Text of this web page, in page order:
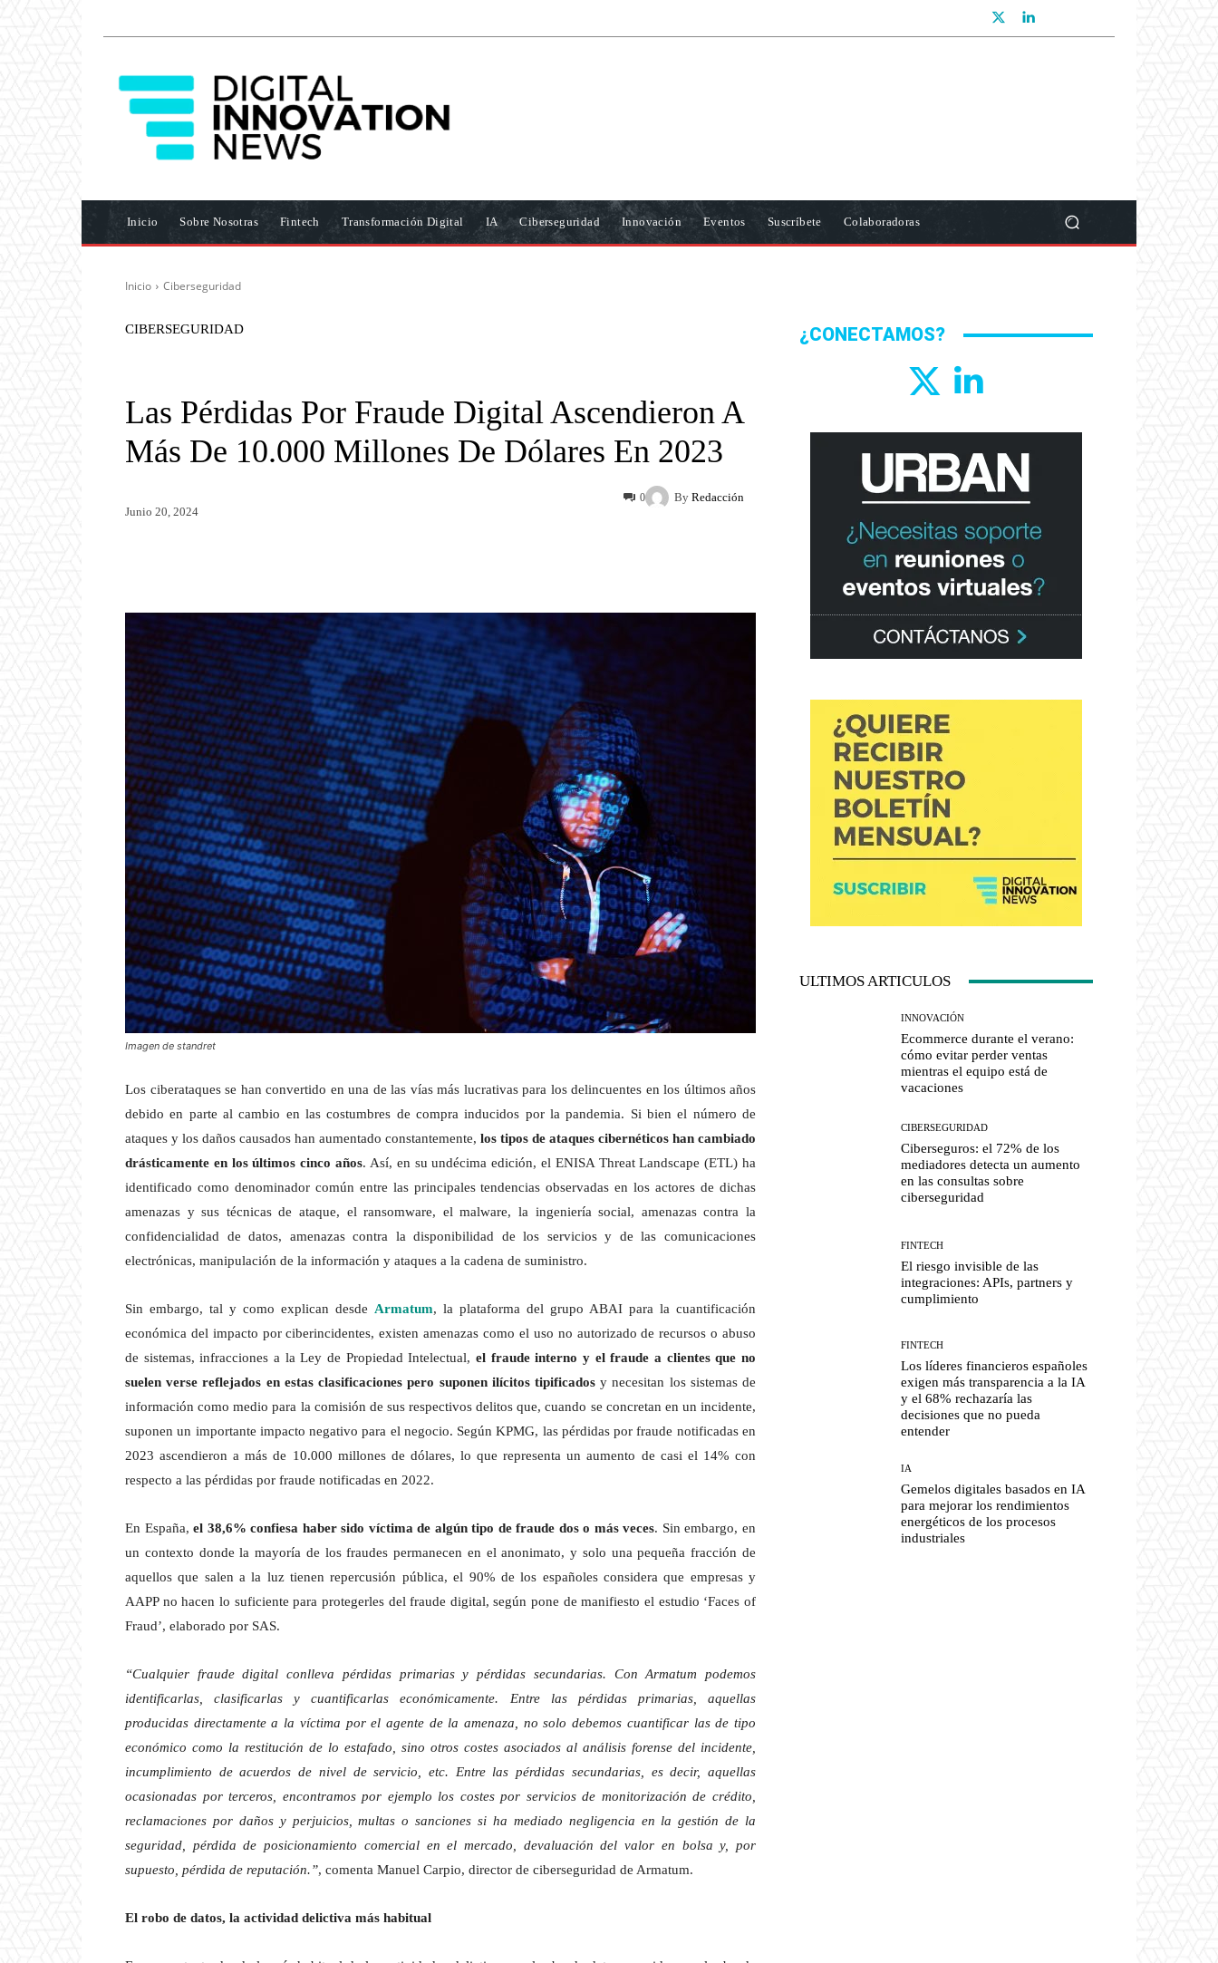
Inicio Sobre Nosotras Fintech Transformación Digital IA Ciberseguridad Innovación Eventos Suscríbete Colaboradoras
Inicio Ciberseguridad
CIBERSEGURIDAD
Las Pérdidas Por Fraude Digital Ascendieron A
Más De 10.000 Millones De Dólares En 2023
By Redacción
Junio 20, 2024
0
Imagen de standret
Los ciberataques se han convertido en una de las vías más lucrativas para los delincuentes en los últimos años
debido en parte al cambio en las costumbres de compra inducidos por la pandemia. Si bien el número de
ataques y los daños causados han aumentado constantemente, los tipos de ataques cibernéticos han cambiado
drásticamente en los últimos cinco años. Así, en su undécima edición, el ENISA Threat Landscape (ETL) ha
identificado como denominador común entre las principales tendencias observadas en los actores de dichas
amenazas y sus técnicas de ataque, el ransomware, el malware, la ingeniería social, amenazas contra la
confidencialidad de datos, amenazas contra la disponibilidad de los servicios y de las comunicaciones
electrónicas, manipulación de la información y ataques a la cadena de suministro.
Sin embargo, tal y como explican desde Armatum, la plataforma del grupo ABAI para la cuantificación
económica del impacto por ciberincidentes, existen amenazas como el uso no autorizado de recursos o abuso
de sistemas, infracciones a la Ley de Propiedad Intelectual, el fraude interno y el fraude a clientes que no
suelen verse reflejados en estas clasificaciones pero suponen ilícitos tipificadosy necesitan los sistemas de
información como medio para la comisión de sus respectivos delitos que, cuando se concretan en un incidente,
suponen un importante impacto negativo para el negocio. Según KPMG, las pérdidas por fraude notificadas en
2023 ascendieron a más de 10.000 millones de dólares, lo que representa un aumento de casi el 14% con
respecto a las pérdidas por fraude notificadas en 2022.
En España,el 38,6% confiesa haber sido víctima de algún tipo de fraude dos o más veces. Sin embargo, en
un contexto donde la mayoría de los fraudes permanecen en el anonimato, y solo una pequeña fracción de
aquellos que salen a la luz tienen repercusión pública, el 90% de los españoles considera que empresas y
AAPP no hacen lo suficiente para protegerles del fraude digital, según pone de manifiesto el estudio ‘Faces of
Fraud’, elaborado por SAS.
“Cualquier fraude digital conlleva pérdidas primarias y pérdidas secundarias. Con Armatum podemos
identificarlas, clasificarlas y cuantificarlas económicamente. Entre las pérdidas primarias, aquellas
producidas directamente a la víctima por el agente de la amenaza, no solo debemos cuantificar las de tipo
económico como la restitución de lo estafado, sino otros costes asociados al análisis forense del incidente,
incumplimiento de acuerdos de nivel de servicio, etc. Entre las pérdidas secundarias, es decir, aquellas
ocasionadas por terceros, encontramos por ejemplo los costes por servicios de monitorización de crédito,
reclamaciones por daños y perjuicios, multas o sanciones si ha mediado negligencia en la gestión de la
seguridad, pérdida de posicionamiento comercial en el mercado, devaluación del valor en bolsa y, por
supuesto, pérdida de reputación.”, comenta Manuel Carpio, director de ciberseguridad de Armatum.
El robo de datos, la actividad delictiva más habitual
¿CONECTAMOS?
ULTIMOS ARTICULOS
INNOVACIÓN
Ecommerce durante el verano:
cómo evitar perder ventas
mientras el equipo está de
vacaciones
CIBERSEGURIDAD
Ciberseguros: el 72% de los
mediadores detecta un aumento
en las consultas sobre
ciberseguridad
FINTECH
El riesgo invisible de las
integraciones: APIs, partners y
cumplimiento
FINTECH
Los líderes financieros españoles
exigen más transparencia a la IA
y el 68% rechazaría las
decisiones que no pueda
entender
IA
Gemelos digitales basados en IA
para mejorar los rendimientos
energéticos de los procesos
industriales